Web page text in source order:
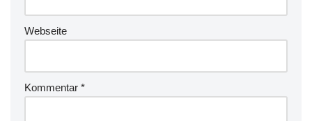
Webseite
Kommentar *